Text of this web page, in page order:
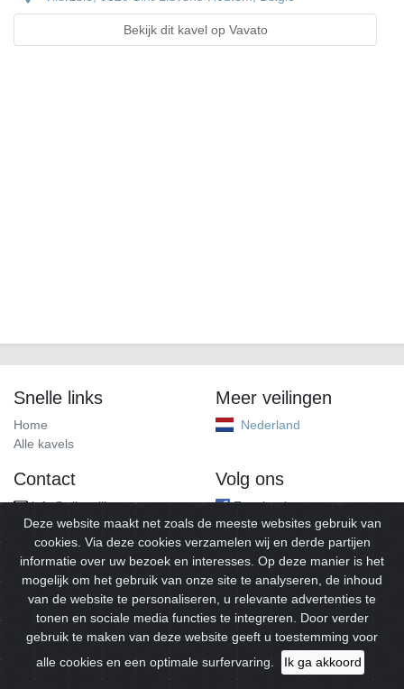
Bekijk dit kavel op Vavato
Snelle links
Home
Alle kavels
Meer veilingen
Nederland
Contact
info@alleveilingen.net
Volg ons
Facebook
© 2026Alleveilingen.Alle rechten voorbehouden.
Deze website maakt net zoals de meeste websites gebruik van
cookies. Via deze cookies verzamelen wij en derde partijen
informatie over uw bezoek en interesses. Op deze manier is het
mogelijk om het gebruik van onze site te analyseren, de inhoud
van de website te personaliseren, u relevante advertenties te
tonen en sociale media functies te integreren. Door verder
gebruik te maken van deze website geeft u toestemming voor
alle cookies en een optimale surfervaring.
Ik ga akkoord